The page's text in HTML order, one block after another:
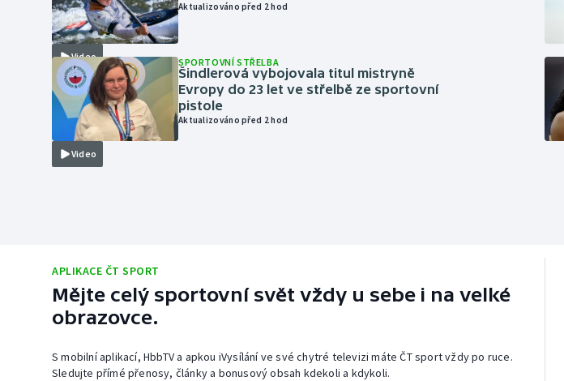
Video
Aktualizováno před 2 hod
Video
SPORTOVNÍ STŘELBA
Šindlerová vybojovala titul mistryně
Evropy do 23 let ve střelbě ze sportovní
pistole
Aktualizováno před 2 hod
APLIKACE ČT SPORT
Mějte celý sportovní svět vždy u sebe i na velké
obrazovce.
S mobilní aplikací, HbbTV a apkou iVysílání ve své chytré televizi máte ČT sport vždy po ruce.
Sledujte přímé přenosy, články a bonusový obsah kdekoli a kdykoli.